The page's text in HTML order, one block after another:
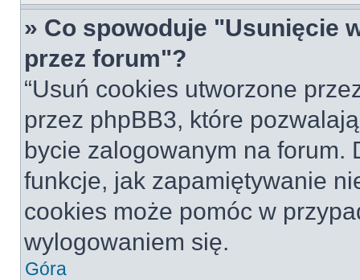
» Co spowoduje "Usunięcie
przez forum"?
“Usuń cookies utworzone
przez phpBB3, które
bycie zalogowanym na forum.
funkcje, jak zapamiętywanie
cookies może pomóc w
wylogowaniem się.
Góra